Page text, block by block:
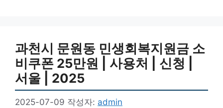
과천시 문원동 민생회복지원금 소
비쿠폰 25만원 | 사용처 | 신청 |
서울 | 2025
2025-07-09 작성자: admin